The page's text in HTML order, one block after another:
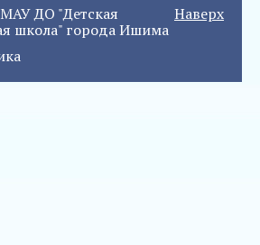
Наверх
ДО "Детская
школа" города Ишима